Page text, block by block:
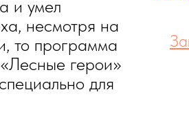
и умел
несмотря на
то программа
герои»
для